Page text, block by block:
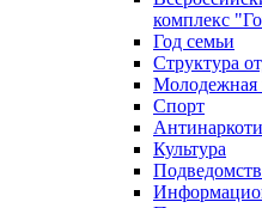
комплекс
Год семьи
Структура
Молодежная
Спорт
Культура